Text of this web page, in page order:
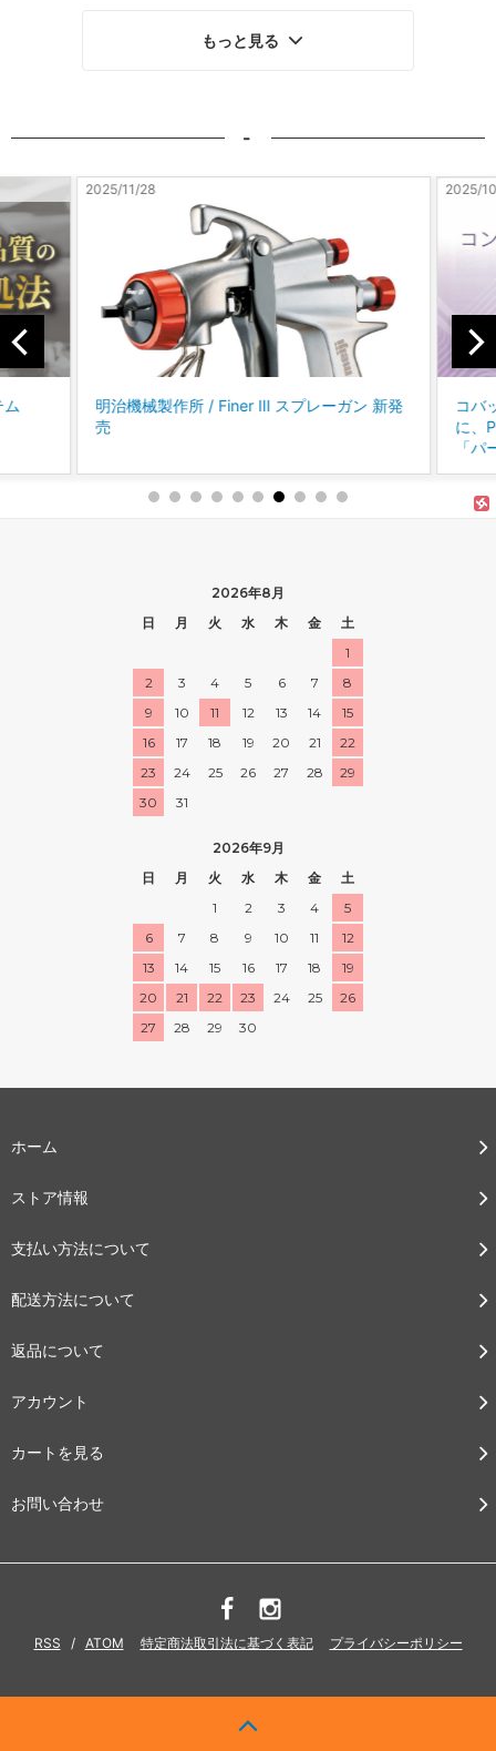
もっと見る
-
2025/11/28
明治機械製作所 / Finer Ⅲ スプレーガン 新発
売
2025/
コバ
に、
「パ
2026年8月
日
月 火 水 木 金
土
1
2
3 4 5 6 7
8
9
10 11 12 13 14
15
16
17 18 19 20 21
22
23
24 25 26 27 28
29
30
31
2026年9月
日
月 火 水 木 金
土
1
2 3 4
5
6
7 8 9 10 11
12
13
14 15 16 17 18
19
20
21 22 23 24 25
26
27
28 29 30
ホーム
ストア情報
支払い方法について
配送方法について
返品について
アカウント
カートを見る
お問い合わせ
RSS / ATOM 特定商法取引法に基づく表記 プライバシーポリシー